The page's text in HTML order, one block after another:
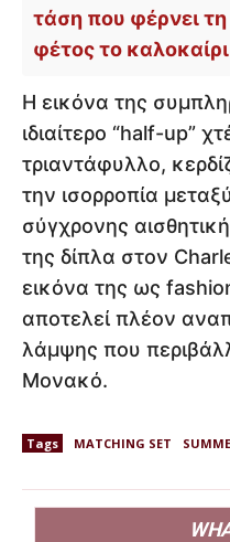
τάση που φέρνει
φέτος το καλοκαίρι
Η εικόνα της
ιδιαίτερο “half-up”
τριαντάφυλλο,
την ισορροπία
σύγχρονης
της δίπλα στον
εικόνα της ως
αποτελεί πλέον
λάμψης που
Μονακό.
Tags MATCHING SET